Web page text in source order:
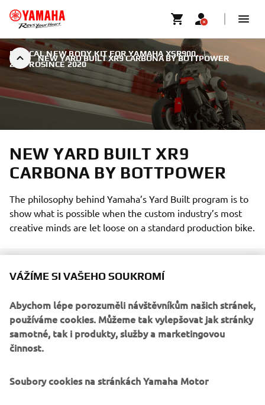
NEW YARD BUILT XR9 CARBONA BY BOTTPOWER
RADICAL NEW BODY KIT FOR YAMAHA XSR900. |
20. PROSINCE 2020
NEW YARD BUILT XR9
CARBONA BY BOTTPOWER
The philosophy behind Yamaha’s Yard Built program is to
show what is possible when the custom industry’s most
creative minds are let loose on a standard production bike.
In the last few years we’ve seen some incredible
twowheeledmasterpieces emerge from workshops all
over Europe, and the newXR9Carbona by Bottpoweris
surely one of the most radical Yamaha Yard Builtspecials
ever seen.
VÁŽÍME SI VAŠEHO SOUKROMÍ
Abychom lépe porozuměli návštěvníkům našich stránek,
používáme cookies. Můžeme tak vylepšovat jak stránky
samotné, tak i produkty, služby a marketingovou
činnost.
Soubory cookies na stránkách Yamaha Motor